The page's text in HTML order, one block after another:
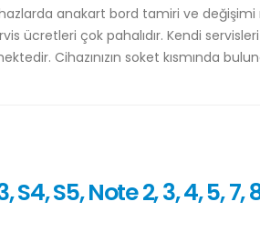
anakart bord tamiri ve değişimi
ücretleri çok pahalıdır. Kendi
Cihazınızın soket kısmında
S5, Note 2, 3, 4, 5,